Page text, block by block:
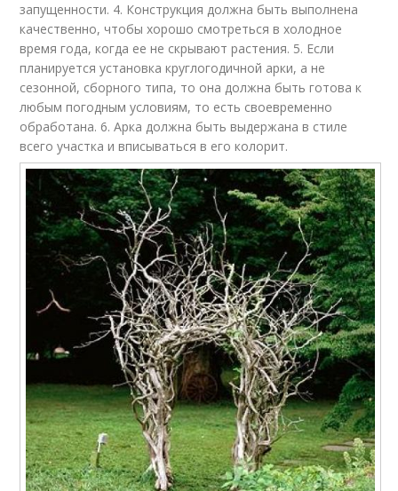
запущенности. 4. Конструкция должна быть выполнена
качественно, чтобы хорошо смотреться в холодное
время года, когда ее не скрывают растения. 5. Если
планируется установка круглогодичной арки, а не
сезонной, сборного типа, то она должна быть готова к
любым погодным условиям, то есть своевременно
обработана. 6. Арка должна быть выдержана в стиле
всего участка и вписываться в его колорит.